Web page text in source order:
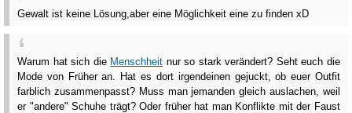
Gewalt ist keine Lösung,aber eine Möglichkeit eine zu finden xD
Warum hat sich die Menschheit nur so stark verändert? Seht euch die
Mode von Früher an. Hat es dort irgendeinen gejuckt, ob euer Outfit
farblich zusammenpasst? Muss man jemanden gleich auslachen, weil
er "andere" Schuhe trägt? Oder früher hat man Konflikte mit der Faust